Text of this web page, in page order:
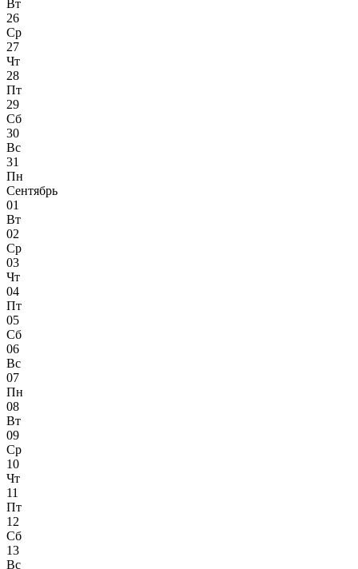
Вт
26
Ср
27
Чт
28
Пт
29
Сб
30
Вс
31
Пн
Сентябрь
01
Вт
02
Ср
03
Чт
04
Пт
05
Сб
06
Вс
07
Пн
08
Вт
09
Ср
10
Чт
11
Пт
12
Сб
13
Вс